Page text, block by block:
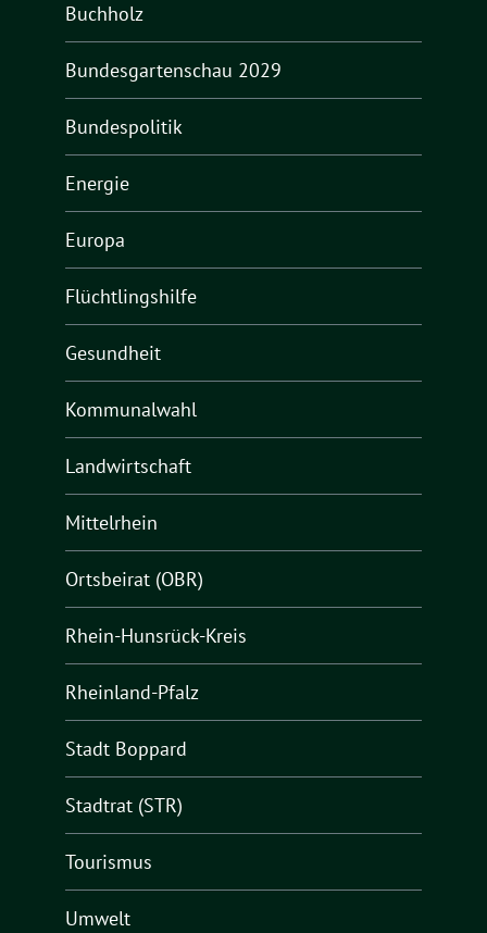
Buchholz
Bundesgartenschau 2029
Bundespolitik
Energie
Europa
Flüchtlingshilfe
Gesundheit
Kommunalwahl
Landwirtschaft
Mittelrhein
Ortsbeirat (OBR)
Rhein-Hunsrück-Kreis
Rheinland-Pfalz
Stadt Boppard
Stadtrat (STR)
Tourismus
Umwelt